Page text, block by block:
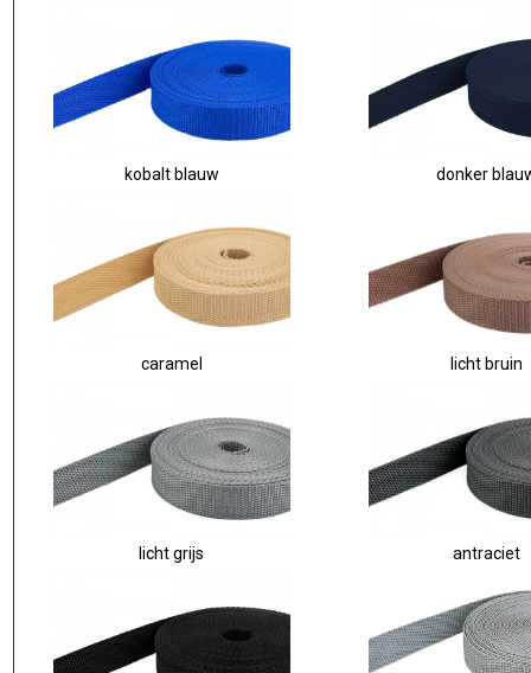
kobalt blauw donker
caramel licht bruin
licht grijs antraciet